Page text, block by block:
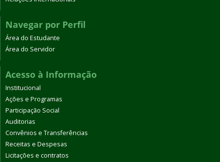
Navegar por Perfil
Área do Estudante
Área do Servidor
Acesso à Informação
Institucional
Ações e Programas
Participação Social
Auditorias
Convênios e Transferências
Receitas e Despesas
Licitações e contratos